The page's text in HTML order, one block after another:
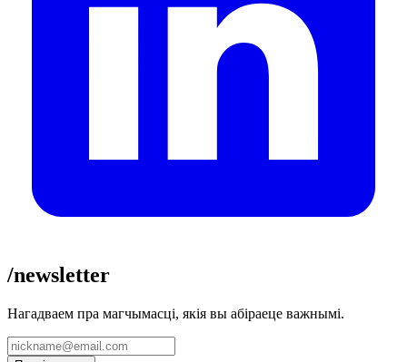
/newsletter
Нагадваем пра магчымасці, якія вы абіраеце важнымі.